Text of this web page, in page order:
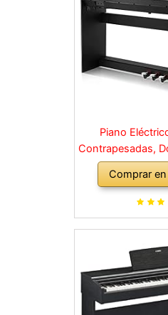
Piano
Contrapesadas,
Piano Digital
Soporte y 3
Principiante,
Comprar